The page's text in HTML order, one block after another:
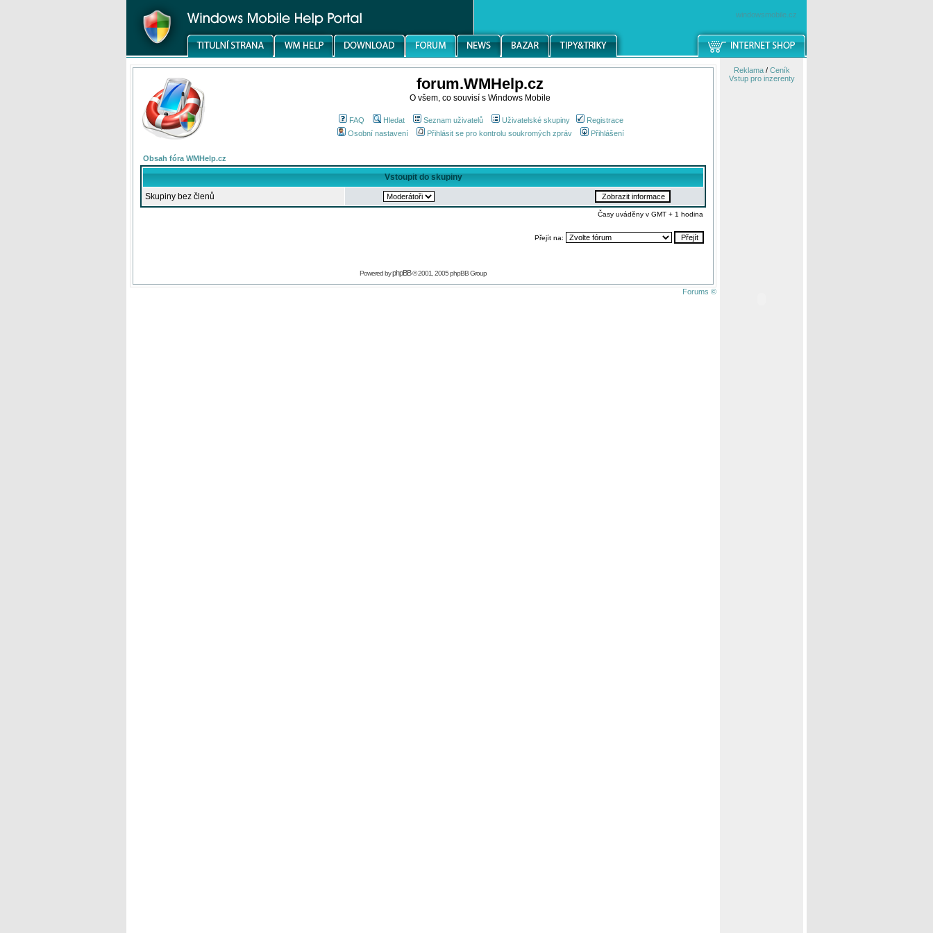
windowsmobile.cz
forum.WMHelp.cz
O všem, co souvisí s Windows Mobile
FAQ Hledat Seznam uživatelů Uživatelské skupiny
Registrace
Osobní nastavení
Přihlásit se pro kontrolu soukromých zpráv Přihlášení
Obsah fóra WMHelp.cz
Vstoupit do skupiny
Skupiny bez členů
Časy uváděny v GMT + 1 hodina
Přejít na:
Powered byphpBB© 2001, 2005 phpBB Group
Forums ©
Reklama/ Ceník
Vstup pro inzerenty